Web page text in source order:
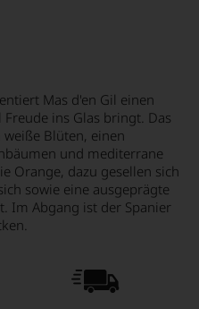
Mas d'en Gil einen
ins Glas bringt. Das
Blüten, einen
und mediterrane
Orange, dazu gesellen sich
sowie eine ausgeprägte
Im Abgang ist der Spanier